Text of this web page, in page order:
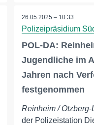
26.05.2025 – 10:33
Polizeipräsidium
POL-DA:
Jugendliche im
Jahren nach
festgenommen
Reinheim / Otzberg-
der Polizeistation